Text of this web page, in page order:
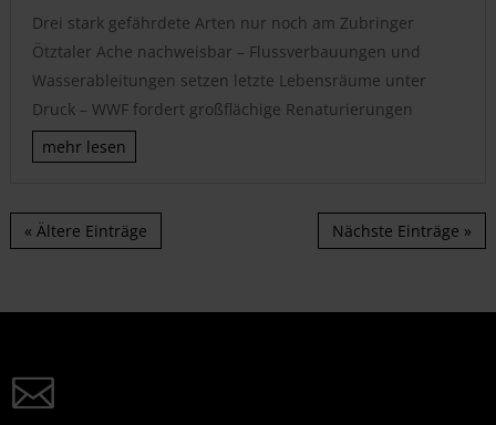
Drei stark gefährdete Arten nur noch am Zubringer
Ötztaler Ache nachweisbar – Flussverbauungen und
Wasserableitungen setzen letzte Lebensräume unter
Druck – WWF fordert großflächige Renaturierungen
mehr lesen
« Ältere Einträge Nächste Einträge »